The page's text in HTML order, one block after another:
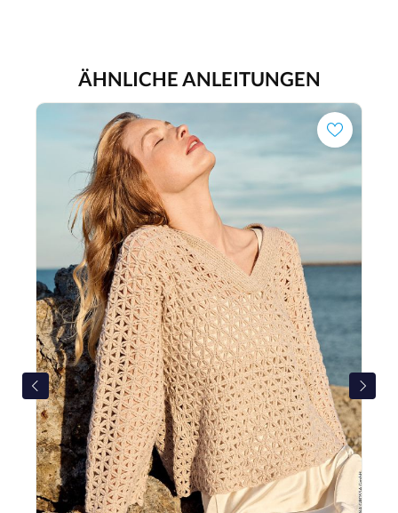
ÄHNLICHE ANLEITUNGEN